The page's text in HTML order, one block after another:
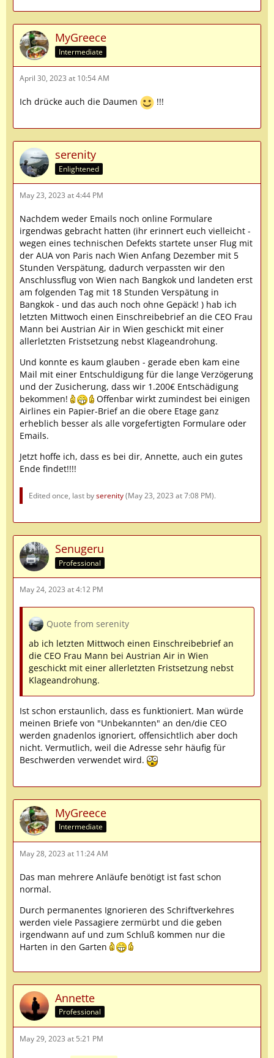
MyGreece
Intermediate
April 30, 2023 at 10:54 AM
Ich drücke auch die Daumen !!!
serenity
Enlightened
May 23, 2023 at 4:44 PM
Nachdem weder Emails noch online Formulare
irgendwas gebracht hatten (ihr erinnert euch vielleicht -
wegen eines technischen Defekts startete unser Flug mit
der AUA von Paris nach Wien Anfang Dezember mit 5
Stunden Verspätung, dadurch verpassten wir den
Anschlussflug von Wien nach Bangkok und landeten erst
am folgenden Tag mit 18 Stunden Verspätung in
Bangkok - und das auch noch ohne Gepäck! ) hab ich
letzten Mittwoch einen Einschreibebrief an die CEO Frau
Mann bei Austrian Air in Wien geschickt mit einer
allerletzten Fristsetzung nebst Klageandrohung.
Und konnte es kaum glauben - gerade eben kam eine
Mail mit einer Entschuldigung für die lange Verzögerung
und der Zusicherung, dass wir 1.200€ Entschädigung
bekommen!
Offenbar wirkt zumindest bei einigen
Airlines ein Papier-Brief an die obere Etage ganz
erheblich besser als alle vorgefertigten Formulare oder
Emails.
Jetzt hoffe ich, dass es bei dir, Annette, auch ein gutes
Ende findet!!!!
Edited once, last byserenity(May 23, 2023 at 7:08 PM).
Senugeru
Professional
May 24, 2023 at 4:12 PM
Quote from serenity
ab ich letzten Mittwoch einen Einschreibebrief an
die CEO Frau Mann bei Austrian Air in Wien
geschickt mit einer allerletzten Fristsetzung nebst
Klageandrohung.
Ist schon erstaunlich, dass es funktioniert. Man würde
meinen Briefe von "Unbekannten" an den/die CEO
werden gnadenlos ignoriert, offensichtlich aber doch
nicht. Vermutlich, weil die Adresse sehr häufig für
Beschwerden verwendet wird.
MyGreece
Intermediate
May 28, 2023 at 11:24 AM
Das man mehrere Anläufe benötigt ist fast schon
normal.
Durch permanentes Ignorieren des Schriftverkehres
werden viele Passagiere zermürbt und die geben
irgendwann auf und zum Schluß kommen nur die
Harten in den Garten
Annette
Professional
May 29, 2023 at 5:21 PM